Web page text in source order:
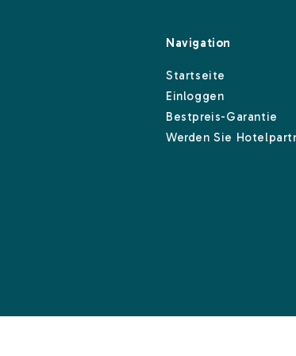
Navigation
Startseite
Einloggen
Bestpreis-Garantie
Werden Sie